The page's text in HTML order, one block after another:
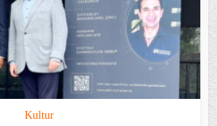
Kultur